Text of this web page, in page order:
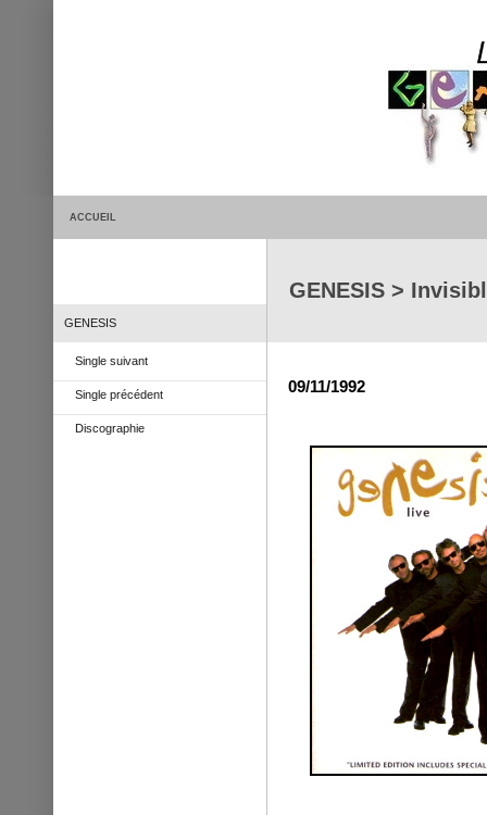
ACCUEIL
GENESIS
Single suivant
Single précédent
Discographie
GENESIS >
09/11/1992